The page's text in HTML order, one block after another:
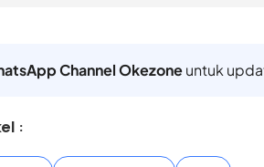
Channel Okezoneuntuk
: